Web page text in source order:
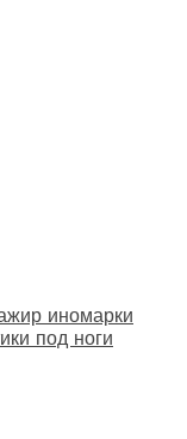
иномарки
под ноги